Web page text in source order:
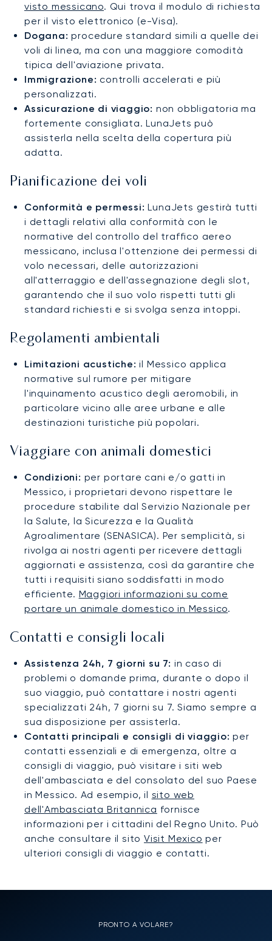
visto messicano. Qui trova il modulo di richiesta
per il visto elettronico (e-Visa).
Dogana: procedure standard simili a quelle dei
voli di linea, ma con una maggiore comodità
tipica dell'aviazione privata.
Immigrazione: controlli accelerati e più
personalizzati.
Assicurazione di viaggio: non obbligatoria ma
fortemente consigliata. LunaJets può
assisterla nella scelta della copertura più
adatta.
Pianificazione dei voli
Conformità e permessi: LunaJets gestirà tutti
i dettagli relativi alla conformità con le
normative del controllo del traffico aereo
messicano, inclusa l'ottenzione dei permessi di
volo necessari, delle autorizzazioni
all'atterraggio e dell'assegnazione degli slot,
garantendo che il suo volo rispetti tutti gli
standard richiesti e si svolga senza intoppi.
Regolamenti ambientali
Limitazioni acustiche: il Messico applica
normative sul rumore per mitigare
l'inquinamento acustico degli aeromobili, in
particolare vicino alle aree urbane e alle
destinazioni turistiche più popolari.
Viaggiare con animali domestici
Condizioni: per portare cani e/o gatti in
Messico, i proprietari devono rispettare le
procedure stabilite dal Servizio Nazionale per
la Salute, la Sicurezza e la Qualità
Agroalimentare (SENASICA). Per semplicità, si
rivolga ai nostri agenti per ricevere dettagli
aggiornati e assistenza, così da garantire che
tutti i requisiti siano soddisfatti in modo
efficiente. Maggiori informazioni su come
portare un animale domestico in Messico.
Contatti e consigli locali
Assistenza 24h, 7 giorni su 7: in caso di
problemi o domande prima, durante o dopo il
suo viaggio, può contattare i nostri agenti
specializzati 24h, 7 giorni su 7. Siamo sempre a
sua disposizione per assisterla.
Contatti principali e consigli di viaggio: per
contatti essenziali e di emergenza, oltre a
consigli di viaggio, può visitare i siti web
dell'ambasciata e del consolato del suo Paese
in Messico. Ad esempio, il sito web
dell'Ambasciata Britannica fornisce
informazioni per i cittadini del Regno Unito. Può
anche consultare il sitoVisit Mexico per
ulteriori consigli di viaggio e contatti.
PRONTO A VOLARE?